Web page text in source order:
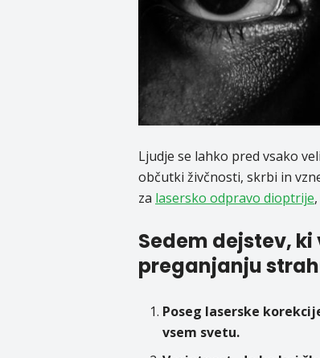
Ljudje se lahko pred vsako
občutki živčnosti, skrbi in
za lasersko odpravo dioptrije
Sedem dejstev,
preganjanju
Poseg laserske
vsem svetu.